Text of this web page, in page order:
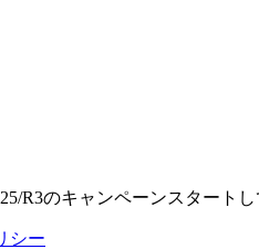
R3のキャンペーンスタート
シー